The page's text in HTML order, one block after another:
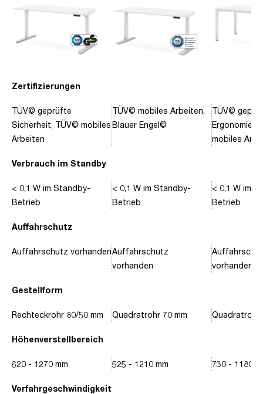
Zertifizierungen
Verbrauch im Standby
Auffahrschutz
Gestellform
Höhenverstellbereich
Verfahrgeschwindigkeit
TÜV© geprüfte
Sicherheit, TÜV© mobiles
Arbeiten
< 0,1 W im Standby-
Betrieb
Auffahrschutz vorhanden
Rechteckrohr 80/50 mm
620 - 1270 mm
TÜV© mobiles Arbeiten,
Blauer Engel©
< 0,1 W im Standby-
Betrieb
Auffahrschutz
vorhanden
Quadratrohr 70 mm
525 - 1210 mm
TÜV©
Ergonomie,
mobiles
< 0,1 W im
Betrieb
vorhanden
Quadratrohr
730 - 1180